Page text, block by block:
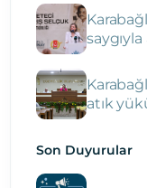
saygıyla
atık
Son Duyurular